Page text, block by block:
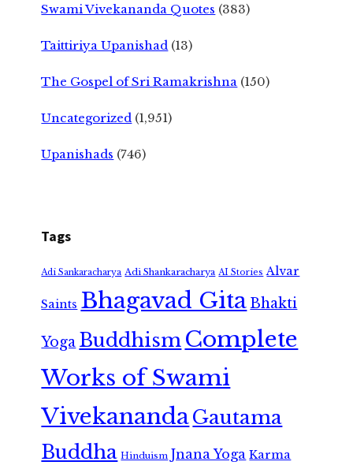
Swami Vivekananda Quotes (383)
Taittiriya Upanishad (13)
The Gospel of Sri Ramakrishna (150)
Uncategorized (1,951)
Upanishads (746)
Tags
Adi Sankaracharya Adi Shankaracharya AI Stories Alvar
Saints Bhagavad GitaBhakti
Yoga Buddhism Complete
Works of Swami
VivekanandaGautama
Buddha Hinduism Jnana Yoga Karma